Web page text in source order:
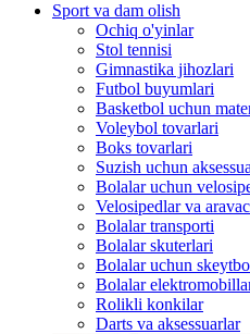
Sport va dam olish
Ochiq o'yinlar
Stol tennisi
Gimnastika jihozlari
Futbol buyumlari
Basketbol uchun
Voleybol tovarlari
Boks tovarlari
Suzish uchun
Bolalar uchun
Velosipedlar va
Bolalar transporti
Bolalar skuterlari
Bolalar uchun
Bolalar
Rolikli konkilar
Darts va aksessuarlar